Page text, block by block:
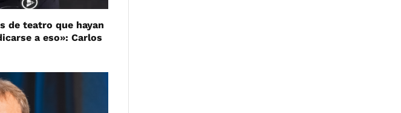
de teatro que hayan
a eso»: Carlos